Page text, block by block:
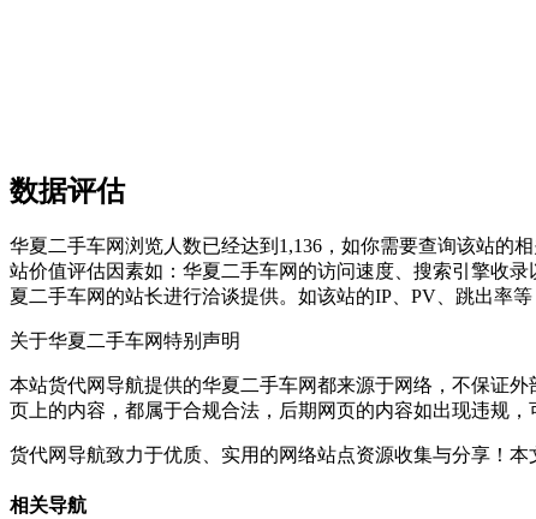
数据评估
华夏二手车网浏览人数已经达到1,136，如你需要查询该站的
站价值评估因素如：华夏二手车网的访问速度、搜索引擎收
夏二手车网的站长进行洽谈提供。如该站的IP、PV、跳出率等
关于华夏二手车网特别声明
本站货代网导航提供的华夏二手车网都来源于网络，不保证
页上的内容，都属于合规合法，后期网页的内容如出现违规
货代网导航致力于优质、实用的网络站点资源收集与分享！ 本
相关导航